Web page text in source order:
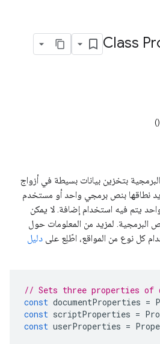
Class
بتخزين بيانات بسيطة في أزواج
نطاقها بنص برمجي واحد أو مستخدم
يتم فيه استخدام إضافة. لا يمكن
لمزيد من المعلومات حول
كل نوع من المواقع، اطّلِع على دليل
// Sets three properties of
const documentProperties =
const scriptProperties =
const userProperties =